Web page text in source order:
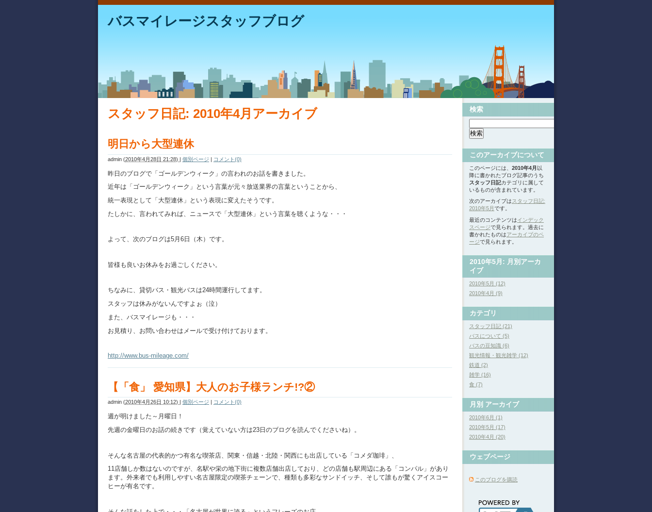
バスマイレージスタッフブログ
スタッフ日記: 2010年4月アーカイブ
明日から大型連休
admin (2010年4月28日 21:28) | 個別ページ | コメント(0)
昨日のブログで「ゴールデンウィーク」の言われのお話を書きました。
近年は「ゴールデンウィーク」という言葉が元々放送業界の言葉ということから、
統一表現として「大型連休」という表現に変えたそうです。
たしかに、言われてみれば、ニュースで「大型連休」という言葉を聴くような・・・
よって、次のブログは5月6日（木）です。
皆様も良いお休みをお過ごしください。
ちなみに、貸切バス・観光バスは24時間運行してます。
スタッフは休みがないんですよぉ（泣）
また、バスマイレージも・・・
お見積り、お問い合わせはメールで受け付けております。
http://www.bus-mileage.com/
【「食」 愛知県】大人のお子様ランチ!?②
admin (2010年4月26日 10:12) 個別ページ コメント(0)
週が明けました～月曜日！
先週の金曜日のお話の続きです（覚えていない方は23日のブログを読んでくださいね）。
そんな名古屋の代表的かつ有名な喫茶店、関東・信越・北陸・関西にも出店している「コメダ珈琲」、
11店舗しか数はないのですが、名駅や栄の地下街に複数店舗出店しており、どの店舗も駅周辺にある「コンパル」があり
ます。外来者でも利用しやすい名古屋限定の喫茶チェーンで、種類も多彩なサンドイッチ、そして誰もが驚くアイスコー
ヒーが有名です。
検索
このアーカイブについて
このページには、 2010年4月 以
降に書かれたブログ記事のうち
スタッフ日記カテゴリに属して
いるものが含まれています。
次のアーカイブはスタッフ日記:
2010年5月 です。
最近のコンテンツはインデック
スページで見られます。過去に
書かれたものはアーカイブのペ
ージで見られます。
2010年5月: 月別アーカ
イブ
2010年5月 (12)
2010年4月 (9)
カテゴリ
スタッフ日記 (21)
バスについて (5)
バスの豆知識 (6)
観光情報・観光雑学 (12)
鉄道 (2)
雑学 (16)
食 (7)
月別アーカイブ
2010年6月 (1)
2010年5月 (17)
2010年4月 (20)
ウェブページ
このブログを購読